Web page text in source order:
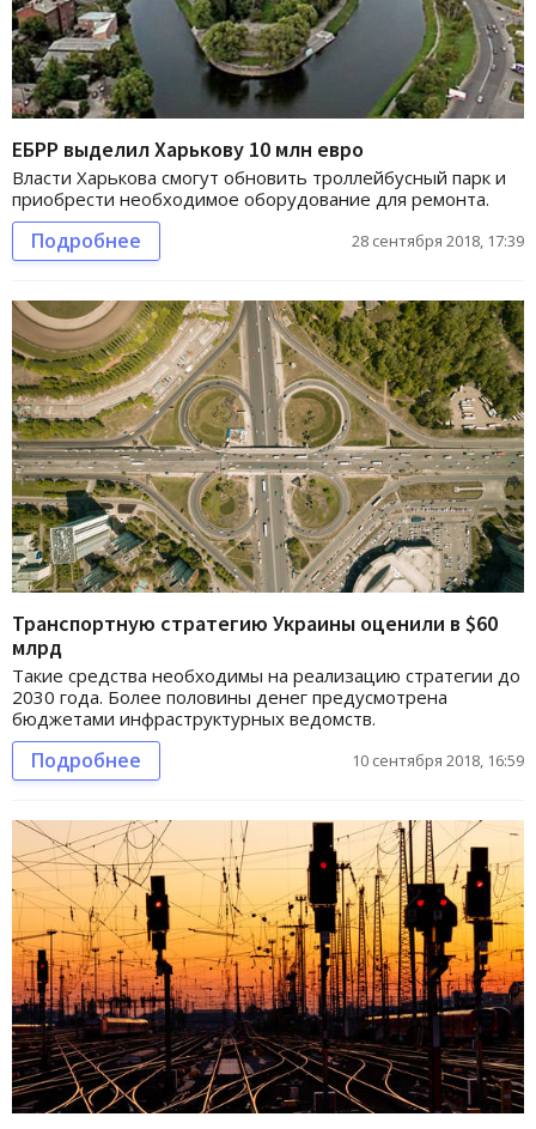
ЕБРР выделил Харькову 10 млн евро
Власти Харькова смогут обновить троллейбусный парк и
приобрести необходимое оборудование для ремонта.
Подробнее 28 сентября 2018, 17:39
Транспортную стратегию Украины оценили в $60
млрд
Такие средства необходимы на реализацию стратегии до
2030 года. Более половины денег предусмотрена
бюджетами инфраструктурных ведомств.
Подробнее 10 сентября 2018, 16:59